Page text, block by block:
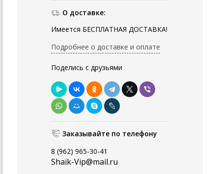
О доставке:
Имеется БЕСПЛАТНАЯ ДОСТАВКА!
Подробнее о доставке и оплате
Поделись с друзьями
Заказывайте по телефону
8 (962) 965-30-41
Shaik-Vip@mail.ru